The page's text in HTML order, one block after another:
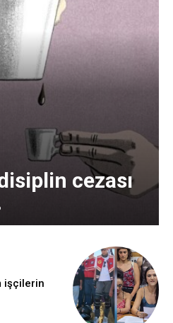
cezası
işçilerin